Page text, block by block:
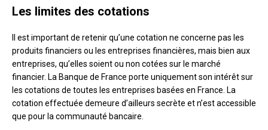
Les limites des cotations
Il est important de retenir qu’une cotation ne concerne pas les
produits financiers ou les entreprises financières, mais bien aux
entreprises, qu’elles soient ou non cotées sur le marché
financier. La Banque de France porte uniquement son intérêt sur
les cotations de toutes les entreprises basées en France. La
cotation effectuée demeure d’ailleurs secrète et n’est accessible
que pour la communauté bancaire.